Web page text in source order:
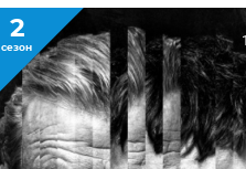
2
сезон